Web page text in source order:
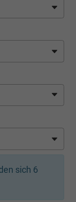
sich 6